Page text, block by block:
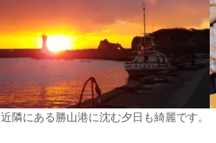
近隣にある勝山港に沈む夕日も綺麗です。